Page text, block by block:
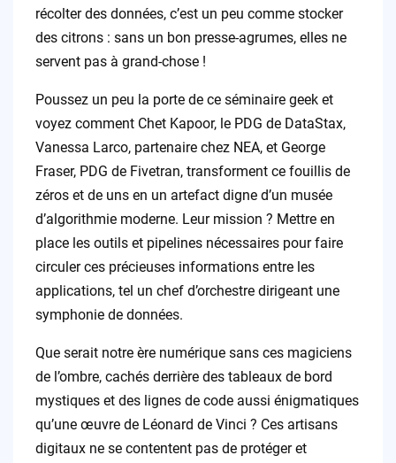
récolter des données, c’est un peu comme stocker
des citrons : sans un bon presse-agrumes, elles ne
servent pas à grand-chose !
Poussez un peu la porte de ce séminaire geek et
voyez comment Chet Kapoor, le PDG de DataStax,
Vanessa Larco, partenaire chez NEA, et George
Fraser, PDG de Fivetran, transforment ce fouillis de
zéros et de uns en un artefact digne d’un musée
d’algorithmie moderne. Leur mission ? Mettre en
place les outils et pipelines nécessaires pour faire
circuler ces précieuses informations entre les
applications, tel un chef d’orchestre dirigeant une
symphonie de données.
Que serait notre ère numérique sans ces magiciens
de l’ombre, cachés derrière des tableaux de bord
mystiques et des lignes de code aussi énigmatiques
qu’une œuvre de Léonard de Vinci ? Ces artisans
digitaux ne se contentent pas de protéger et